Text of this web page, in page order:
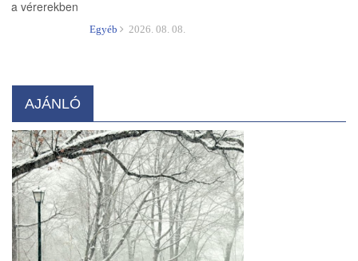
Egyéb 2026. 08. 08.
AJÁNLÓ